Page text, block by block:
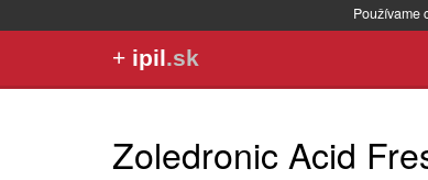
Používame
+ ipil.sk
Zoledronic Acid